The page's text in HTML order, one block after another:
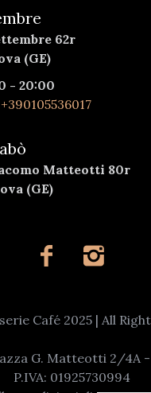
62r
(GE)
- 20:00
+390105536017
Matteotti 80r
(GE)
Café 2025 | All
G. Matteotti 2/4A -
P.IVA: 01925730994